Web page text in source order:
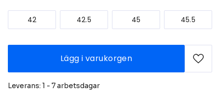
42 42.5 45 45.5
Lägg i varukorgen
Leverans: 1 - 7 arbetsdagar